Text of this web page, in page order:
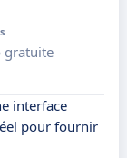
gratuite
interface
pour fournir